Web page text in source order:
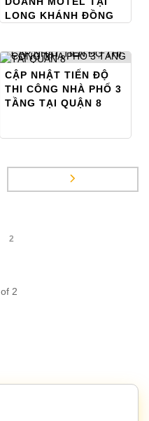
LONG KHÁNH ĐỒNG
CẬP NHẬT TIẾN ĐỘ
THI CÔNG NHÀ PHỐ 3
TẦNG TẠI QUẬN 8
2
of 2